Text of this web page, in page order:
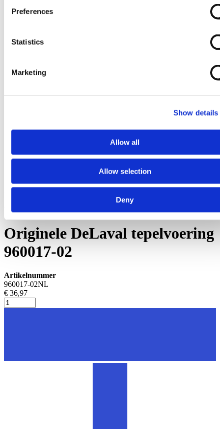
Preferences
Statistics
Marketing
Show details
Allow all
Allow selection
Deny
Tepelvoeringen
Originele DeLaval tepelvoering
960017-02
Artikelnummer
960017-02NL
€ 36,97